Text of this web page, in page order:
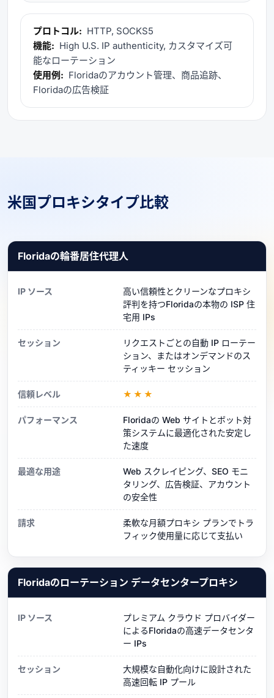
プロトコル: HTTP, SOCKS5
機能: High U.S. IP authenticity, カスタマイズ可
能なローテーション
使用例: Floridaのアカウント管理、商品追跡、
Floridaの広告検証
米国プロキシタイプ比較
Floridaの輪番居住代理人
IP ソース
高い信頼性とクリーンなプロキシ
評判を持つFloridaの本物の ISP 住
宅用 IPs
セッション
リクエストごとの自動 IP ローテー
ション、またはオンデマンドのス
ティッキー セッション
信頼レベル ★★★
パフォーマンス
Floridaの Web サイトとボット対
策システムに最適化された安定し
た速度
最適な用途
Web スクレイピング、SEO モニ
タリング、広告検証、アカウント
の安全性
請求
柔軟な月額プロキシ プランでトラ
フィック使用量に応じて支払い
Floridaのローテーション データセンタープロキシ
IP ソース
プレミアム クラウド プロバイダー
によるFloridaの高速データセンタ
ー IPs
セッション
大規模な自動化向けに設計された
高速回転 IP プール